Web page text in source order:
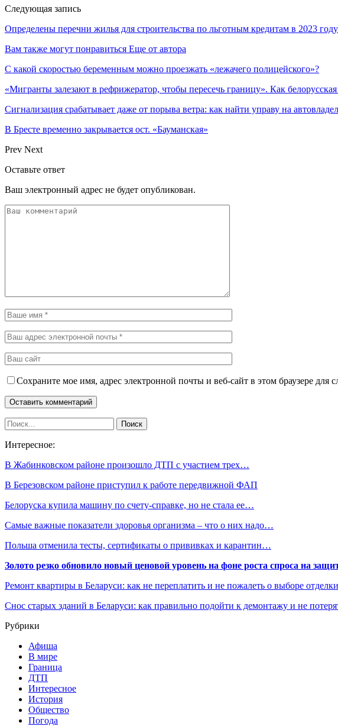
Следующая запись
Определены перечни жилья для строительства по льготным кредитам в 2023 году
Вам также могут понравиться Еще от автора
С какой скоростью беременным можно проезжать «лежачего полицейского»?
«Мигранты залезают в рефрижератор, чтобы пересечь границу». Как
Сигнализация срабатывает даже от порыва ветра: как найти управу на
В Бресте временно закрывается ост. «Бауманская»
Prev Next
Оставьте ответ
Ваш электронный адрес не будет опубликован.
Сохраните мое имя, адрес электронной почты и веб-сайт в этом браузере для
Интересное:
В Жабинковском районе произошло ДТП с участием трех…
В Березовском районе приступил к работе передвижной ФАП
Белоруска купила машину по счету-справке, но не стала ее…
Самые важные показатели здоровья организма – что о них надо…
Польша отменила тесты, сертификаты о прививках и карантин…
Золото резко обновило новый ценовой уровень на фоне роста спроса на
Ремонт квартиры в Беларуси: как не переплатить и не пожалеть о выборе
Снос старых зданий в Беларуси: как правильно подойти к демонтажу и не
Рубрики
Афиша
В мире
Граница
ДТП
Интересное
История
Общество
Погода